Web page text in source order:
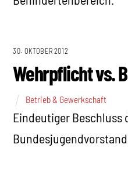
30. OKTOBER 2012
Wehrpflicht vs.
Betrieb & Gewerkschaft
Eindeutiger Beschluss